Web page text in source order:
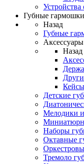
Устройства
Губные
Назад
Губные
Аксессуары
Назад
Детские
Мелодики
Наборы
Октавные
Тремоло